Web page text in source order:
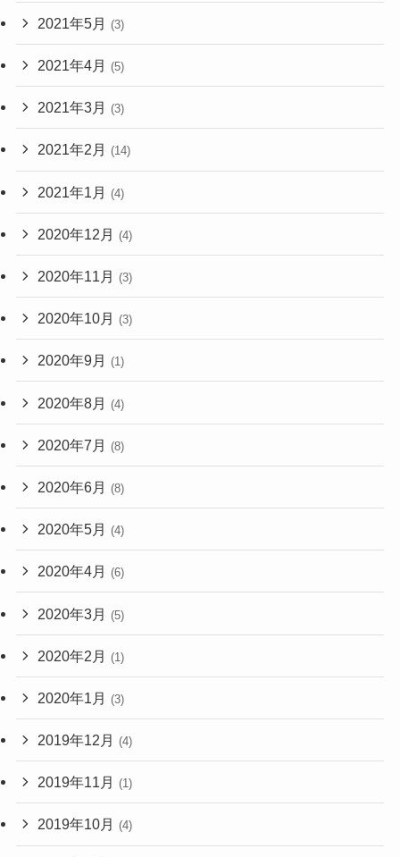
2021年5月 (3)
2021年4月 (5)
2021年3月 (3)
2021年2月 (14)
2021年1月 (4)
2020年12月 (4)
2020年11月 (3)
2020年10月 (3)
2020年9月 (1)
2020年8月 (4)
2020年7月 (8)
2020年6月 (8)
2020年5月 (4)
2020年4月 (6)
2020年3月 (5)
2020年2月 (1)
2020年1月 (3)
2019年12月 (4)
2019年11月 (1)
2019年10月 (4)